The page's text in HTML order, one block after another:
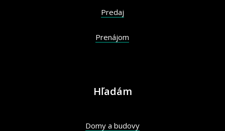
Predaj
Prenájom
Hľadám
Domy a budovy